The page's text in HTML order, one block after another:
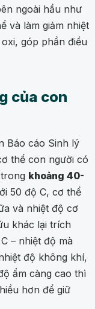
ngoài hầu như
và làm giảm nhiệt
góp phần điều
của con
Báo cáo Sinh lý
thể con người có
khoảng 40-
50 độ C, cơ thể
và nhiệt độ cơ
khác lại trích
– nhiệt độ mà
độ không khí,
ẩm càng cao thì
hơn để giữ